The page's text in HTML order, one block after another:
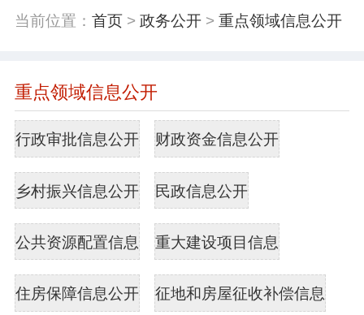
当前位置： 首页> 政务公开> 重点领域信息公开
重点领域信息公开
行政审批信息公开 财政资金信息公开
乡村振兴信息公开 民政信息公开
公共资源配置信息 重大建设项目信息
住房保障信息公开 征地和房屋征收补偿信息